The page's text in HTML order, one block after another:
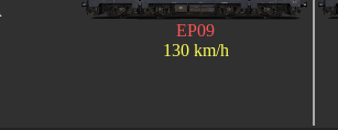
EP09
130 km/h